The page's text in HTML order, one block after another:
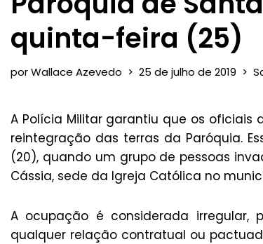
quinta-feira (25)
porWallace Azevedo 25 de julho de 2019
A Polícia Militar garantiu que os
reintegração das terras da Paróquia.
(20), quando um grupo de pessoas
Cássia, sede da Igreja Católica no
A ocupação é considerada irregular,
qualquer relação contratual ou